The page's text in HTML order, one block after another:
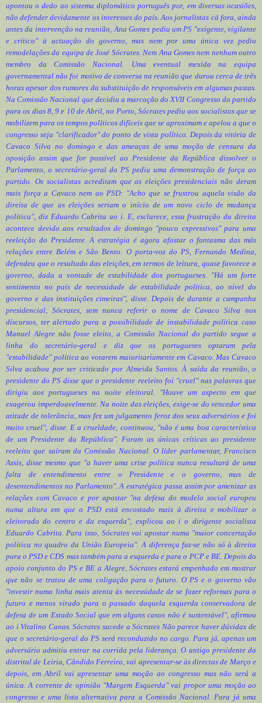
apontou o dedo ao sistema diplomático português por, em diversas ocasiões,
não defender devidamente os interesses do país. Aos jornalistas cá fora, ainda
antes da intervenção na reunião, Ana Gomes pediu um PS "exigente, vigilante
e crítico" à actuação do governo, mas nem por uma única vez pediu
remodelações da equipa de José Sócrates. Nem Ana Gomes nem nenhum outro
membro da Comissão Nacional. Uma eventual mexida na equipa
governamental não foi motivo de conversa na reunião que durou cerca de três
horas apesar dos rumores da substituição de responsáveis em algumas pastas.
Na Comissão Nacional que decidiu a marcação do XVII Congresso do partido
para os dias 8, 9 e 10 de Abril, no Porto, Sócrates pediu aos socialistas que se
mobilizem para os tempos políticos difíceis que se aproximam e apelou a que o
congresso seja "clarificador" do ponto de vista político. Depois da vitória de
Cavaco Silva no domingo e das ameaças de uma moção de censura da
oposição assim que for possível ao Presidente da República dissolver o
Parlamento, o secretário-geral do PS pediu uma demonstração de força ao
partido. Os socialistas acreditam que as eleições presidenciais não deram
mais força a Cavaco nem ao PSD: "Acho que se frustrou aquela visão da
direita de que as eleições seriam o início de um novo ciclo de mudança
política", diz Eduardo Cabrita ao i. E, esclarece, essa frustração da direita
acontece devido aos resultados de domingo "pouco expressivos" para uma
reeleição do Presidente. A estratégia é agora afastar o fantasma das más
relações entre Belém e São Bento. O porta-voz do PS, Fernando Medina,
defendeu que o resultado das eleições, em termos de leitura, quase favorece o
governo, dada a vontade de estabilidade dos portugueses. "Há um forte
sentimento no país de necessidade de estabilidade política, ao nível do
governo e das instituições cimeiras", disse. Depois de durante a campanha
presidencial, Sócrates, sem nunca referir o nome de Cavaco Silva nos
discursos, ter alertado para a possibilidade de instabilidade política caso
Manuel Alegre não fosse eleito, a Comissão Nacional do partido segue a
linha do secretário-geral e diz que os portugueses optaram pela
"estabilidade" política ao votarem maioritariamente em Cavaco. Mas Cavaco
Silva acabou por ser criticado por Almeida Santos. À saída da reunião, o
presidente do PS disse que o presidente reeleito foi "cruel" nas palavras que
dirigiu aos portugueses na noite eleitoral. "Houve um aspecto em que
exagerou imperdoavelmente. Na noite das eleições, exige-se do vencedor uma
atitude de tolerância, mas fez um julgamento feroz dos seus adversários e foi
muito cruel", disse. E a crueldade, continuou, "não é uma boa característica
de um Presidente da República". Foram as únicas críticas ao presidente
reeleito que saíram da Comissão Nacional. O líder parlamentar, Francisco
Assis, disse mesmo que "a haver uma crise política nunca resultará de uma
falta de entendimento entre o Presidente e o governo, mas de
desentendimentos no Parlamento". A estratégica passa assim por amenizar as
relações com Cavaco e por apostar "na defesa do modelo social europeu
numa altura em que o PSD está encostado mais à direita e mobilizar o
eleitorado do centro e da esquerda", explicou ao i o dirigente socialista
Eduardo Cabrita. Para isso, Sócrates vai apostar numa "maior concertação
política no quadro da União Europeia". A diferença faz-se não só à direita
para o PSD e CDS mas também para a esquerda e para o PCP e BE. Depois do
apoio conjunto do PS e BE a Alegre, Sócrates estará empenhado em mostrar
que não se tratou de uma coligação para o futuro. O PS e o governo vão
"investir numa linha mais atenta às necessidade de se fazer reformas para o
futuro e menos virado para o passado daquela esquerda conservadora de
defesa de um Estado Social que em alguns casos não é sustentável", afirmou
ao i Vitalino Canas. Sócrates sucede a Sócrates Não parece haver dúvidas de
que o secretário-geral do PS será reconduzido no cargo. Para já, apenas um
adversário admitiu entrar na corrida pela liderança. O antigo presidente da
distrital de Leiria, Cândido Ferreira, vai apresentar-se às directas de Março e
depois, em Abril vai apresentar uma moção ao congresso mas não será a
única. A corrente de opinião "Margem Esquerda" vai propor uma moção ao
congresso e uma lista alternativa para a Comissão Nacional. Para já uma